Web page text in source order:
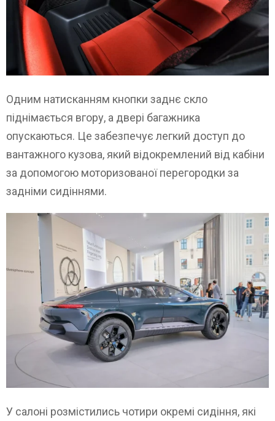
Одним натисканням кнопки заднє скло
піднімається вгору, а двері багажника
опускаються. Це забезпечує легкий доступ до
вантажного кузова, який відокремлений від кабіни
за допомогою моторизованої перегородки за
задніми сидіннями.
У салоні розмістились чотири окремі сидіння, які